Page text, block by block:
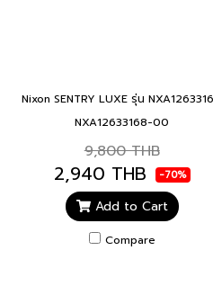
NXA12633168-00
9,800 THB
2,940 THB -70%
Add to Cart
Compare